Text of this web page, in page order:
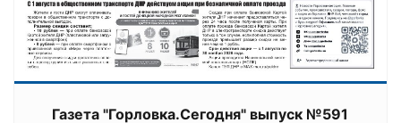
Газета "Горловка.Сегодня" выпуск №591